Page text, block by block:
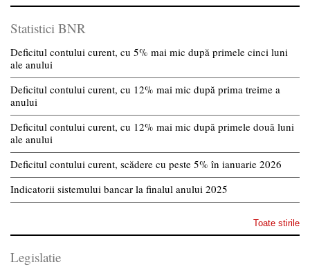
Statistici BNR
Deficitul contului curent, cu 5% mai mic după primele cinci luni
ale anului
Deficitul contului curent, cu 12% mai mic după prima treime a
anului
Deficitul contului curent, cu 12% mai mic după primele două luni
ale anului
Deficitul contului curent, scădere cu peste 5% în ianuarie 2026
Indicatorii sistemului bancar la finalul anului 2025
Toate stirile
Legislatie